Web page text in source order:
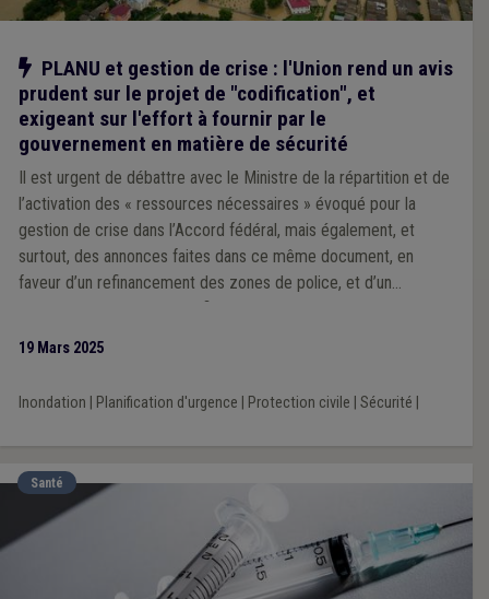
Notre action
PLANU et gestion de crise : l'Union rend un avis
prudent sur le projet de "codification", et
exigeant sur l'effort à fournir par le
gouvernement en matière de sécurité
Il est urgent de débattre avec le Ministre de la répartition et de
l’activation des « ressources nécessaires » évoqué pour la
gestion de crise dans l’Accord fédéral, mais également, et
surtout, des annonces faites dans ce même document, en
faveur d’un refinancement des zones de police, et d’un
rééquilibrage « 50/50 » du financement des zones de secours.
19 Mars 2025
Inondation Planification d'urgence Protection civile Sécurité
Santé